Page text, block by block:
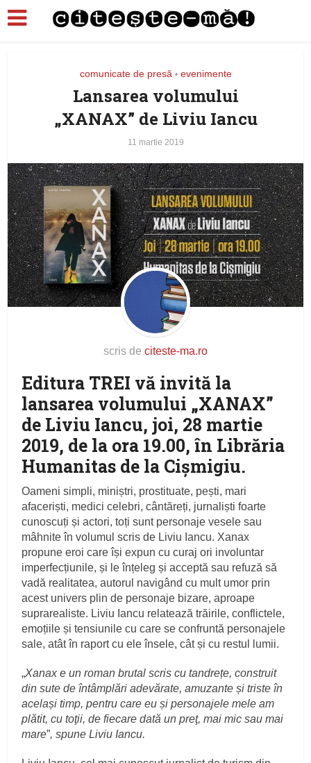
comunicate de presă • evenimente
Lansarea volumului
„XANAX” de Liviu Iancu
11 martie 2019
scris de citeste-ma.ro
Editura TREI vă invită la
lansarea volumului „XANAX”
de Liviu Iancu, joi, 28 martie
2019, de la ora 19.00, în Librăria
Humanitas de la Cișmigiu.
Oameni simpli, miniștri, prostituate, pești, mari
afaceriști, medici celebri, cântăreți, jurnaliști foarte
cunoscuți și actori, toți sunt personaje vesele sau
mâhnite în volumul scris de Liviu Iancu. Xanax
propune eroi care își expun cu curaj ori involuntar
imperfecțiunile, și le înțeleg și acceptă sau refuză să
vadă realitatea, autorul navigând cu mult umor prin
acest univers plin de personaje bizare, aproape
suprarealiste. Liviu Iancu relatează trăirile, conflictele,
emoțiile și tensiunile cu care se confruntă personajele
sale, atât în raport cu ele însele, cât și cu restul lumii.
„Xanax e un roman brutal scris cu tandrețe, construit
din sute de întâmplări adevărate, amuzante și triste în
același timp, pentru care eu și personajele mele am
plătit, cu toţii, de fiecare dată un preţ, mai mic sau mai
mare”, spune Liviu Iancu.